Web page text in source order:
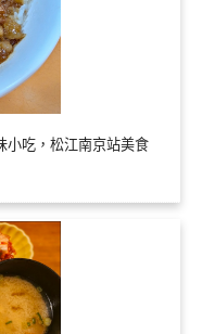
小吃，松江南京站美食